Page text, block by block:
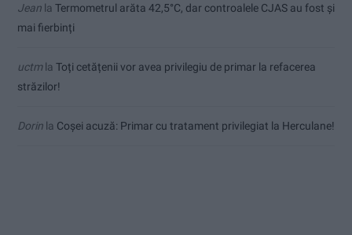
Jean la Termometrul arăta 42,5°C, dar controalele CJAS au fost și
mai fierbinți
uctmla Toți cetățenii vor avea privilegiu de primar la refacerea
străzilor!
Dorin la Coșei acuză: Primar cu tratament privilegiat la Herculane!